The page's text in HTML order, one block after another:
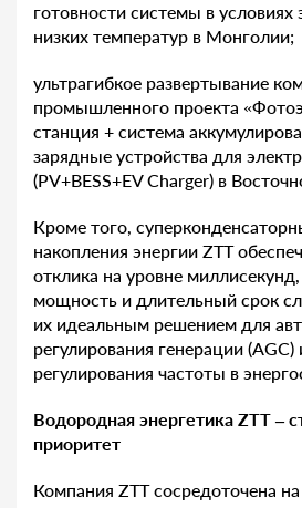
готовности системы в условиях
низких температур в Монголии;
ультрагибкое развертывание
промышленного проекта
станция + система
зарядные устройства для
(PV+BESS+EV Charger) в
Кроме того,
накопления энергии ZTT
отклика на уровне
мощность и длительный срок
их идеальным решением для
регулирования генерации (AGC)
регулирования частоты в
Водородная энергетика ZTT –
приоритет
Компания ZTT сосредоточена